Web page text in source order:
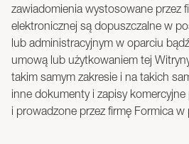
zawiadomienia wystosowane przez
elektronicznej są dopuszczalne w
lub administracyjnym w oparciu
umową lub użytkowaniem tej
takim samym zakresie i na takich
inne dokumenty i zapisy
i prowadzone przez firmę Formica